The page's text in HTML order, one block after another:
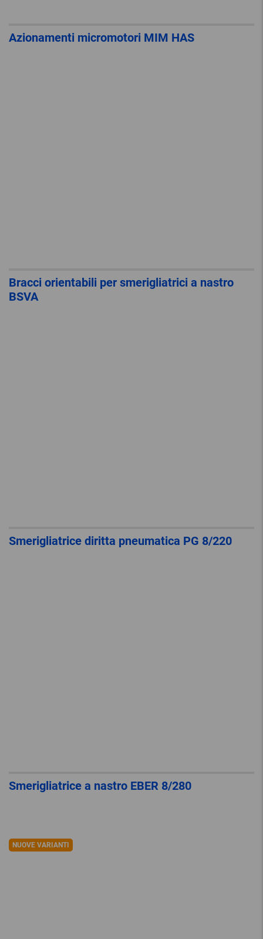
Azionamenti micromotori MIM HAS
Bracci orientabili per smerigliatrici a nastro
BSVA
Smerigliatrice diritta pneumatica PG 8/220
Smerigliatrice a nastro EBER 8/280
NUOVE VARIANTI